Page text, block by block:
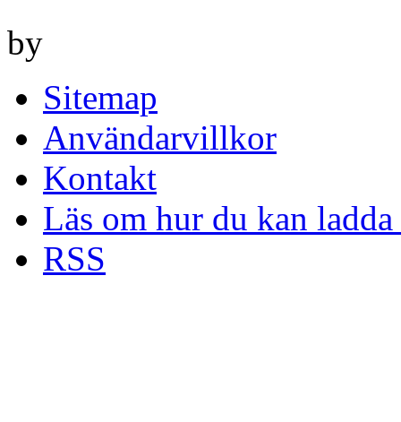
by
Sitemap
Användarvillkor
Kontakt
Läs om hur du kan
RSS